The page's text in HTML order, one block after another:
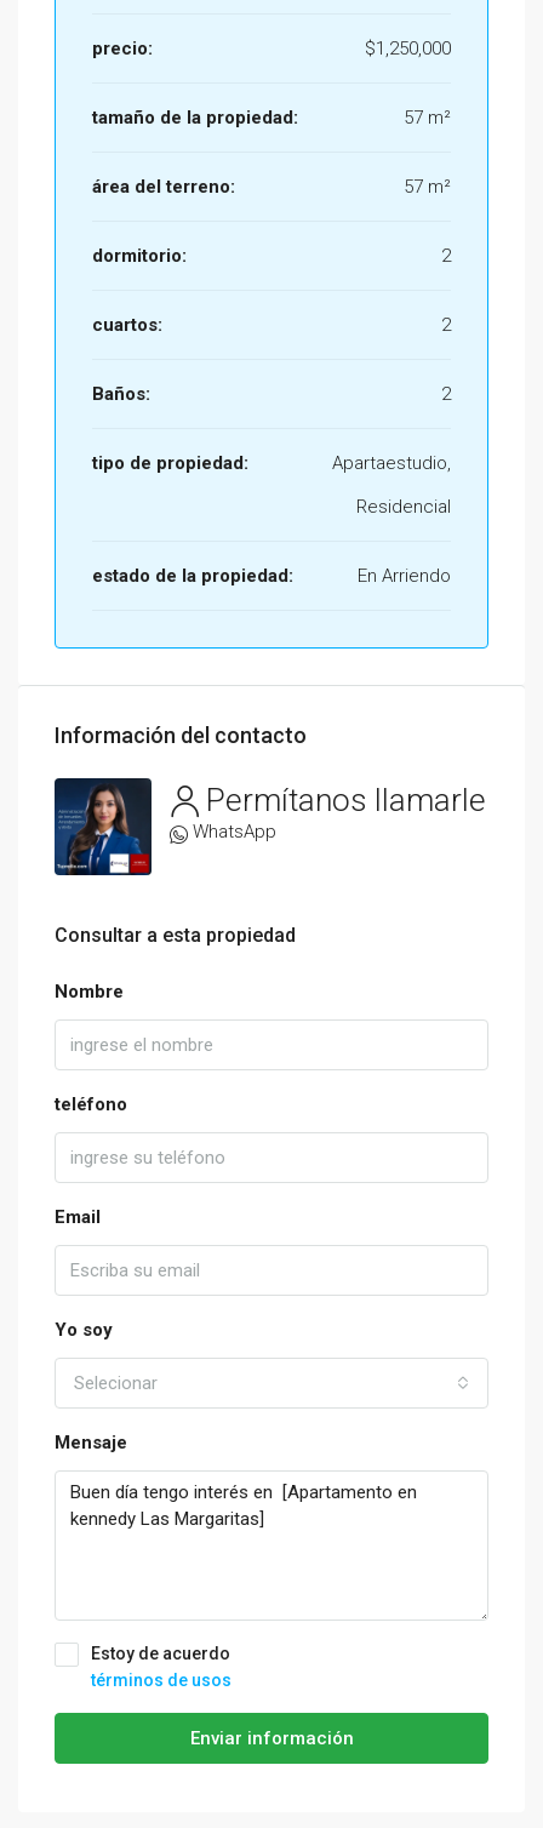
precio: $1,250,000
tamaño de la propiedad: 57 m²
área del terreno: 57 m²
dormitorio: 2
cuartos: 2
Baños: 2
tipo de propiedad:
Apartaestudio,
Residencial
estado de la propiedad: En Arriendo
Información del contacto
Permítanos llamarle
WhatsApp
Consultar a esta propiedad
Nombre
teléfono
Email
Yo soy
Selecionar
Mensaje
Estoy de acuerdo
términos de usos
Enviar información